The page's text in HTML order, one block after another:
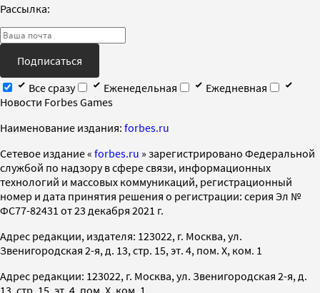
Рассылка:
Подписаться
Все сразу
Еженедельная
Ежедневная
Новости Forbes Games
Наименование издания: forbes.ru
Cетевое издание « forbes.ru » зарегистрировано Федеральной
службой по надзору в сфере связи, информационных
технологий и массовых коммуникаций, регистрационный
номер и дата принятия решения о регистрации: серия Эл №
ФС77-82431 от 23 декабря 2021 г.
Адрес редакции, издателя: 123022, г. Москва, ул.
Звенигородская 2-я, д. 13, стр. 15, эт. 4, пом. X, ком. 1
Адрес редакции: 123022, г. Москва, ул. Звенигородская 2-я, д.
13, стр. 15, эт. 4, пом. X, ком. 1